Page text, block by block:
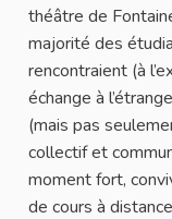
théâtre de
majorité des
rencontraient (à
échange à
(mais pas
collectif et
moment fort,
de cours à